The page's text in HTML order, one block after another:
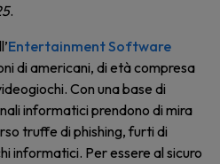
.
Entertainment Software
di americani, di età compresa
Con una base di
informatici prendono di mira
truffe di phishing, furti di
informatici. Per essere al sicuro